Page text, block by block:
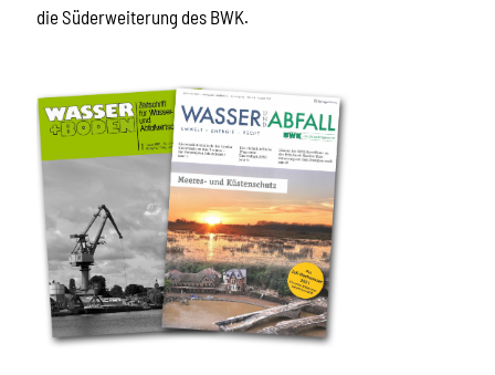
die Süderweiterung des BWK.